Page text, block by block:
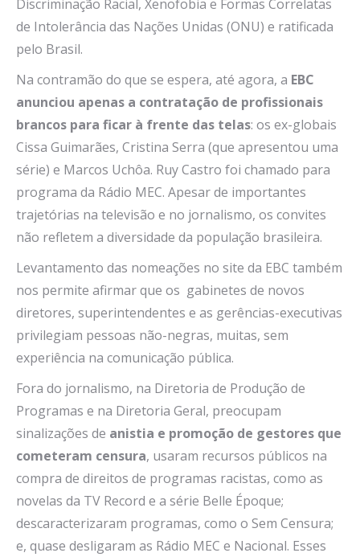
Discriminação Racial, Xenofobia e Formas Correlatas
de Intolerância das Nações Unidas (ONU) e ratificada
pelo Brasil.
Na contramão do que se espera, até agora, a EBC
anunciou apenas a contratação de profissionais
brancos para ficar à frente das telas: os ex-globais
Cissa Guimarães, Cristina Serra (que apresentou uma
série) e Marcos Uchôa. Ruy Castro foi chamado para
programa da Rádio MEC. Apesar de importantes
trajetórias na televisão e no jornalismo, os convites
não refletem a diversidade da população brasileira.
Levantamento das nomeações no site da EBC também
nos permite afirmar que os gabinetes de novos
diretores, superintendentes e as gerências-executivas
privilegiam pessoas não-negras, muitas, sem
experiência na comunicação pública.
Fora do jornalismo, na Diretoria de Produção de
Programas e na Diretoria Geral, preocupam
sinalizações de anistia e promoção de gestores que
cometeram censura, usaram recursos públicos na
compra de direitos de programas racistas, como as
novelas da TV Record e a série Belle Époque;
descaracterizaram programas, como o Sem Censura;
e, quase desligaram as Rádio MEC e Nacional. Esses